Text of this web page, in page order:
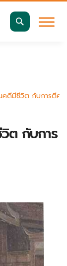
คดีมีชีวิต กับการตีคว
ต กับการ